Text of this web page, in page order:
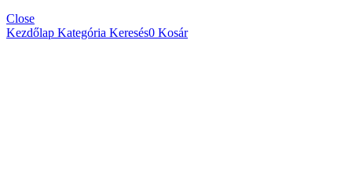
Close
Kezdőlap Kategória Keresés0 Kosár